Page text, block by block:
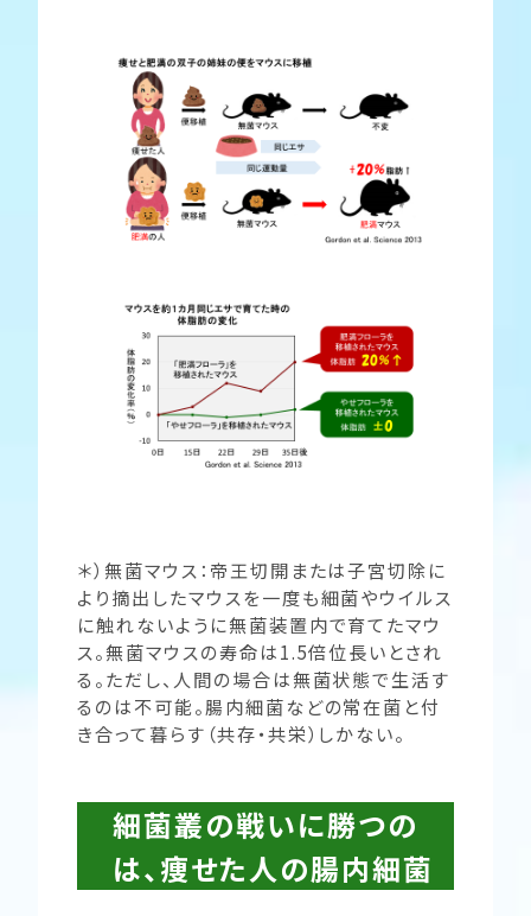
＊）無菌マウス：帝王切開または子宮切除に
より摘出したマウスを一度も細菌やウイルス
に触れないように無菌装置内で育てたマウ
ス。無菌マウスの寿命は1.5倍位長いとされ
る。ただし、人間の場合は無菌状態で生活す
るのは不可能。腸内細菌などの常在菌と付
き合って暮らす（共存・共栄）しかない。
細菌叢の戦いに勝つの
は、痩せた人の腸内細菌